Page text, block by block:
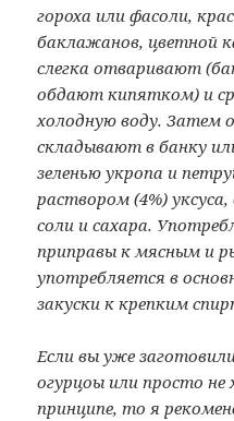
гороха или фасоли,
баклажанов, цветной
слегка отваривают
обдают кипятком) и
холодную воду. Затем
складывают в банку
зеленью укропа и
раствором (4%)
соли и сахара.
приправы к мясным и
употребляется в
закуски к крепким
Если вы уже
огурцоы или просто
принципе, то я